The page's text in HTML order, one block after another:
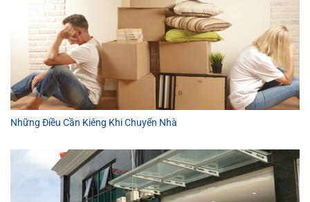
Những Điều Cần Kiêng Khi Chuyển Nhà